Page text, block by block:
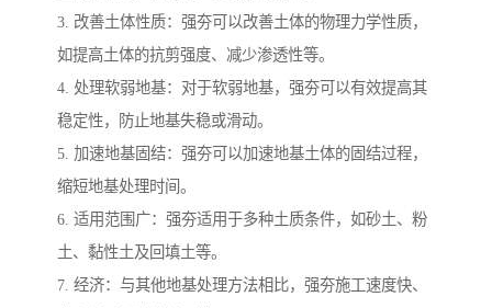
3. 改善土体性质：强夯可以改善土体的物理力学性质，
如提高土体的抗剪强度、减少渗透性等。
4. 处理软弱地基：对于软弱地基，强夯可以有效提高其
稳定性，防止地基失稳或滑动。
5. 加速地基固结：强夯可以加速地基土体的固结过程，
缩短地基处理时间。
6. 适用范围广：强夯适用于多种土质条件，如砂土、粉
土、黏性土及回填土等。
7. 经济：与其他地基处理方法相比，强夯施工速度快、